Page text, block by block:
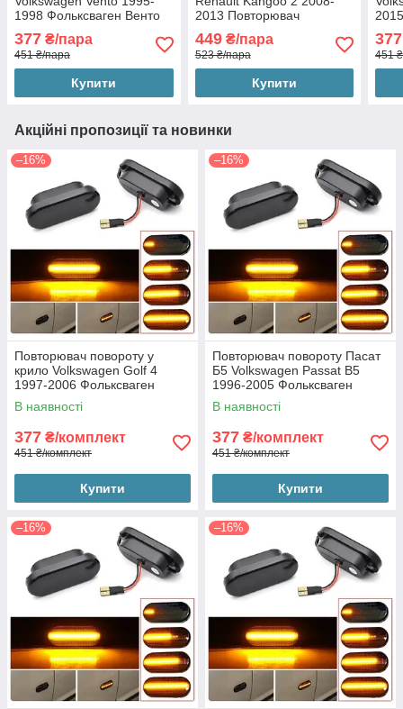
1998 Фольксваген Венто
377 ₴/пара
451 ₴/пара
Купити
2013 Повторювач
(2шт динамічні чорні ЛЕД)
449₴/пара
523 ₴/пара
Купити
377
451
Акційні пропозиції та новинки
–16%
Повторювач повороту у
крило Volkswagen Golf 4
1997-2006 Фольксваген
Гольф 4 (2шт динамічні чорні
ЛЕД)
В наявності
377 ₴/комплект
451 ₴/комплект
Купити
–16%
Повторювач повороту Пасат
Б5 Volkswagen Passat B5
1996-2005 Фольксваген
Пассат Б5 (2шт динамічні
чорні ЛЕД)
В наявності
377 ₴/комплект
451 ₴/комплект
Купити
–16% –16%